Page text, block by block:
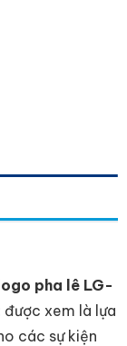
pha lê LG-
được xem là lựa
các sự kiện